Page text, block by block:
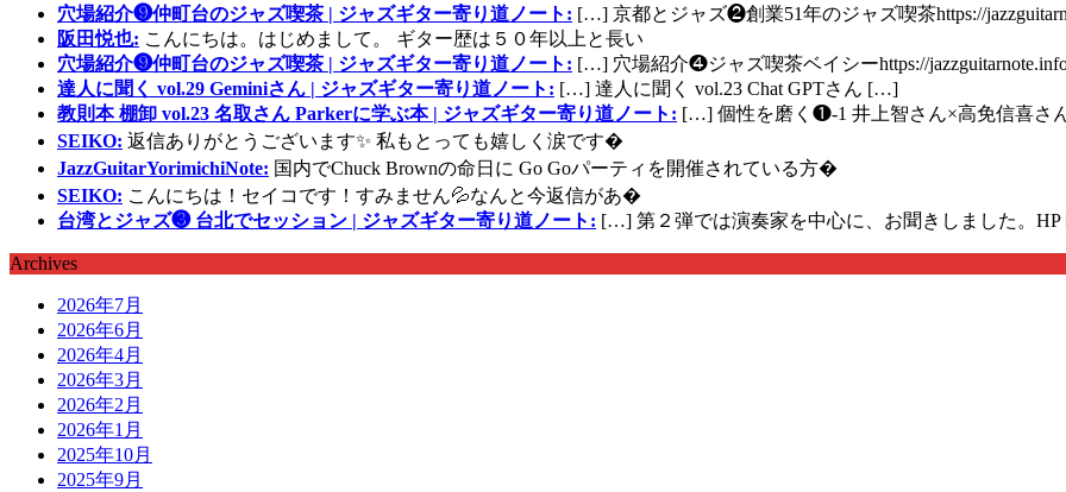
穴場紹介❾仲町台のジャズ喫茶 | ジャズギター寄り道ノート: […] 京都とジャズ❷創業51年のジャズ喫茶https://
阪田悦也: こんにちは。はじめまして。 ギター歴は５０年以上と長い
穴場紹介❾仲町台のジャズ喫茶 | ジャズギター寄り道ノート: […] 穴場紹介❹ジャズ喫茶ベイシーhttps://
達人に聞く vol.29 Geminiさん | ジャズギター寄り道ノート: […] 達人に聞く vol.23 Chat GPTさん […]
教則本 棚卸 vol.23 名取さん Parkerに学ぶ本 | ジャズギター寄り道ノート: […] 個性を磨く❶-1 井上智さん×高免信喜さん
SEIKO: 返信ありがとうございます✨ 私もとっても嬉しく涙です�
JazzGuitarYorimichiNote: 国内でChuck Brownの命日に Go Goパーティを開催されている方�
SEIKO: こんにちは！セイコです！すみません💦なんと今返信があ�
台湾とジャズ❸ 台北でセッション | ジャズギター寄り道ノート: […] 第２弾では演奏家を中心に、お聞きしました。
Archives
2026年7月
2026年6月
2026年4月
2026年3月
2026年2月
2026年1月
2025年10月
2025年9月